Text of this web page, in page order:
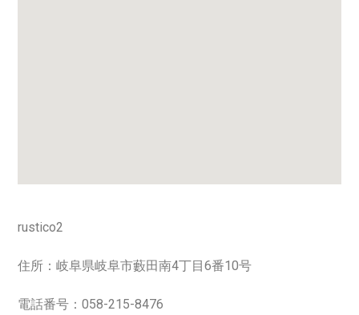
rustico2
住所：岐阜県岐阜市藪田南4丁目6番10号
電話番号：058-215-8476